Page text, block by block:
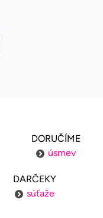
DORUČÍME
úsmev
DARČEKY
súťaže